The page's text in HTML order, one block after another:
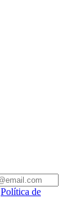
Política de